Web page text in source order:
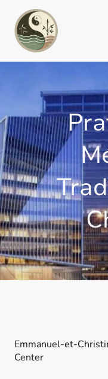
Emmanuel-et-
Center